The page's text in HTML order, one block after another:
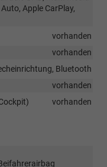
Apple CarPlay,
vorhanden
vorhanden
Bluetooth
vorhanden
vorhanden